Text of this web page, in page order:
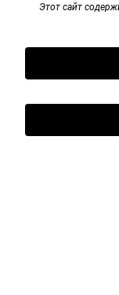
Этот сайт